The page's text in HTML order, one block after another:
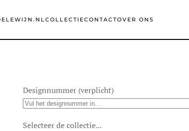
COLLECTIECONTACTOVER ONS
Designnummer (verplicht)
Selecteer de collectie...